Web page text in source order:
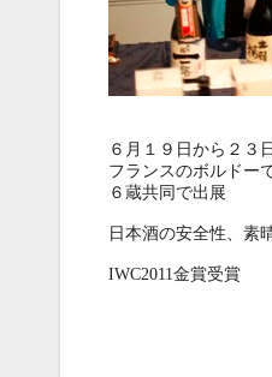
６月１９日から２３
フランスのボルドー
６蔵共同で出展
日本酒の安全性、素
IWC2011金賞受賞